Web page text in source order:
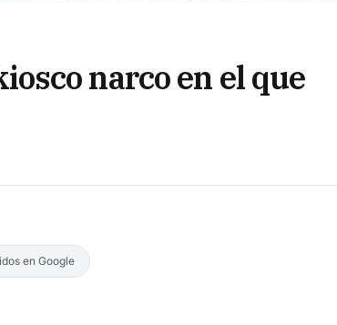
narco en el que
en Google